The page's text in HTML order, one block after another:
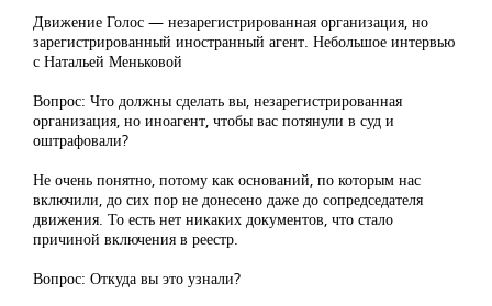
Движение Голос — незарегистрированная организация, но
зарегистрированный иностранный агент. Небольшое интервью
с Натальей Меньковой
Вопрос: Что должны сделать вы, незарегистрированная
организация, но иноагент, чтобы вас потянули в суд и
оштрафовали?
Не очень понятно, потому как оснований, по которым нас
включили, до сих пор не донесено даже до сопредседателя
движения. То есть нет никаких документов, что стало
причиной включения в реестр.
Вопрос: Откуда вы это узнали?